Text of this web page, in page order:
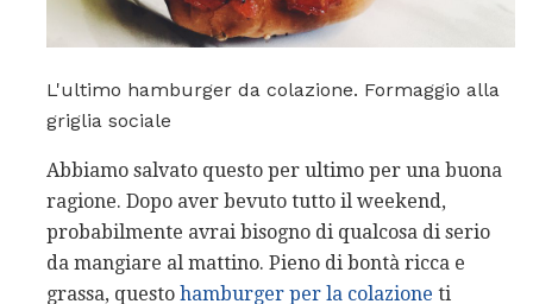
L'ultimo hamburger da colazione. Formaggio alla
griglia sociale
Abbiamo salvato questo per ultimo per una buona
ragione. Dopo aver bevuto tutto il weekend,
probabilmente avrai bisogno di qualcosa di serio
da mangiare al mattino. Pieno di bontà ricca e
grassa, questo hamburger per la colazione ti